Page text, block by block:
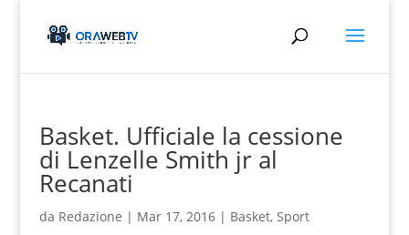
Basket. Ufficiale la cessione
di Lenzelle Smith jr al
Recanati
da Redazione | Mar 17, 2016| Basket, Sport